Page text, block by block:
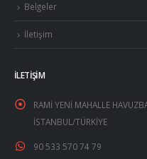
Belgeler
İletişim
İLETIŞIM
RAMİ YENİ MAHALLE
İSTANBUL/TÜRKİYE
90 533 570 74 79